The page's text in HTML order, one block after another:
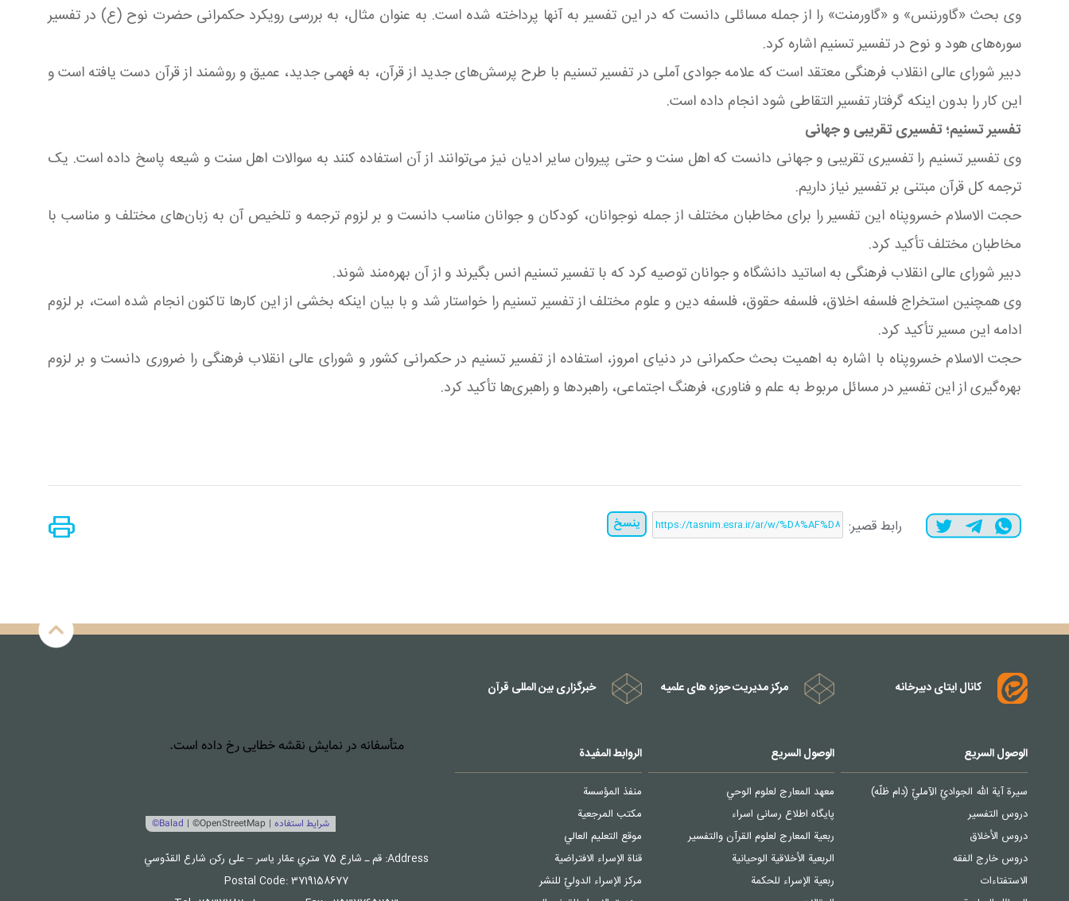
وی بحث «گاورننس» و «گاورمنت» را از جمله مسائلی دانست که در این تفسیر به آنها پرداخته شده است. به عنوان مثال، به بررسی رویکرد حکمرانی حضرت نوح (ع) در تفسیر
سوره‌های هود و نوح در تفسیر تسنیم اشاره کرد.
دبیر شورای عالی انقلاب فرهنگی معتقد است که علامه جوادی آملی در تفسیر تسنیم با طرح پرسش‌های جدید از قرآن، به فهمی جدید، عمیق و روشمند از قرآن دست یافته است و
این کار را بدون اینکه گرفتار تفسیر التقاطی شود انجام داده است.
تفسیر تسنیم؛ تفسیری تقریبی و جهانی
وی تفسیر تسنیم را تفسیری تقریبی و جهانی دانست که اهل سنت و حتی پیروان سایر ادیان نیز می‌توانند از آن استفاده کنند به سوالات اهل سنت و شیعه پاسخ داده است. یک
ترجمه کل قرآن مبتنی بر تفسیر نیاز داریم.
حجت الاسلام خسروپناه این تفسیر را برای مخاطبان مختلف از جمله نوجوانان، کودکان و جوانان مناسب دانست و بر لزوم ترجمه و تلخیص آن به زبان‌های مختلف و مناسب با
مخاطبان مختلف تأکید کرد.
دبیر شورای عالی انقلاب فرهنگی به اساتید دانشگاه و جوانان توصیه کرد که با تفسیر تسنیم انس بگیرند و از آن بهره‌مند شوند.
وی همچنین استخراج فلسفه اخلاق، فلسفه حقوق، فلسفه دین و علوم مختلف از تفسیر تسنیم را خواستار شد و با بیان اینکه بخشی از این کارها تاکنون انجام شده است، بر لزوم
ادامه این مسیر تأکید کرد.
حجت الاسلام خسروپناه با اشاره به اهمیت بحث حکمرانی در دنیای امروز، استفاده از تفسیر تسنیم در حکمرانی کشور و شورای عالی انقلاب فرهنگی را ضروری دانست و بر لزوم
بهره‌گیری از این تفسیر در مسائل مربوط به علم و فناوری، فرهنگ اجتماعی، راهبردها و راهبری‌ها تأکید کرد.
رابط قصير: ينسخ
کانال ایتای دبیرخانه مرکز مدیریت حوزه های علمیه خبرگزاری بین المللی قرآن
الوصول السریع
سیرة آیة الله الجواديّ الآمليّ (دام ظلّه)
دروس التفسیر
دروس الأخلاق
دروس خارج الفقه
الاستفتاءات
الوصول السریع
معهد المعارج لعلوم الوحي
پایگاه اطلاع رسانی اسراء
ربعیة المعارج لعلوم القرآن والتفسیر
الربعية الأخلاقية الوحيانية
ربعیة الإسراء للحکمة
الروابط المفیدة
منفذ المؤسسة
مکتب المرجعیة
موقع التعلیم العالي
قناة الإسراء الافتراضية
مرکز الإسراء الدوليّ للنشر
Address: قم ـ شارع 75 متري عمّار یاسر – علی رکن شارع القدّوسي
Postal Code: 3719158677